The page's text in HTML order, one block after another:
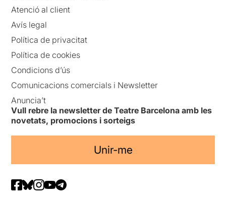
Atenció al client
Avís legal
Política de privacitat
Política de cookies
Condicions d’ús
Comunicacions comercials i Newsletter
Anuncia’t
Vull rebre la newsletter de Teatre Barcelona amb les
novetats, promocions i sorteigs
Unir-me